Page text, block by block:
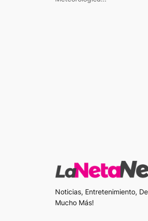
Noticias, Entretenimiento,
Mucho Más!